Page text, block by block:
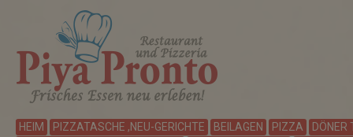
HEIM PIZZATASCHE ,NEU-GERICHTE BEILAGEN PIZZA
DÖNER